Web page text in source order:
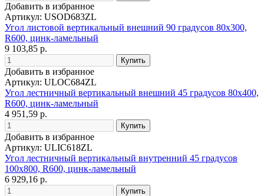
Добавить в избранное
Артикул: USOD683ZL
Угол листовой вертикальный внешний 90 градусов 80х300,
R600, цинк-ламельный
9 103,85 р.
Добавить в избранное
Артикул: ULOC684ZL
Угол лестничный вертикальный внешний 45 градусов 80х400,
R600, цинк-ламельный
4 951,59 р.
Добавить в избранное
Артикул: ULIC618ZL
Угол лестничный вертикальный внутренний 45 градусов
100х800, R600, цинк-ламельный
6 929,16 р.